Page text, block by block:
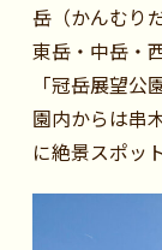
岳（かんむり
東岳・中岳・
「冠岳展望公
園内からは串
に絶景スポット